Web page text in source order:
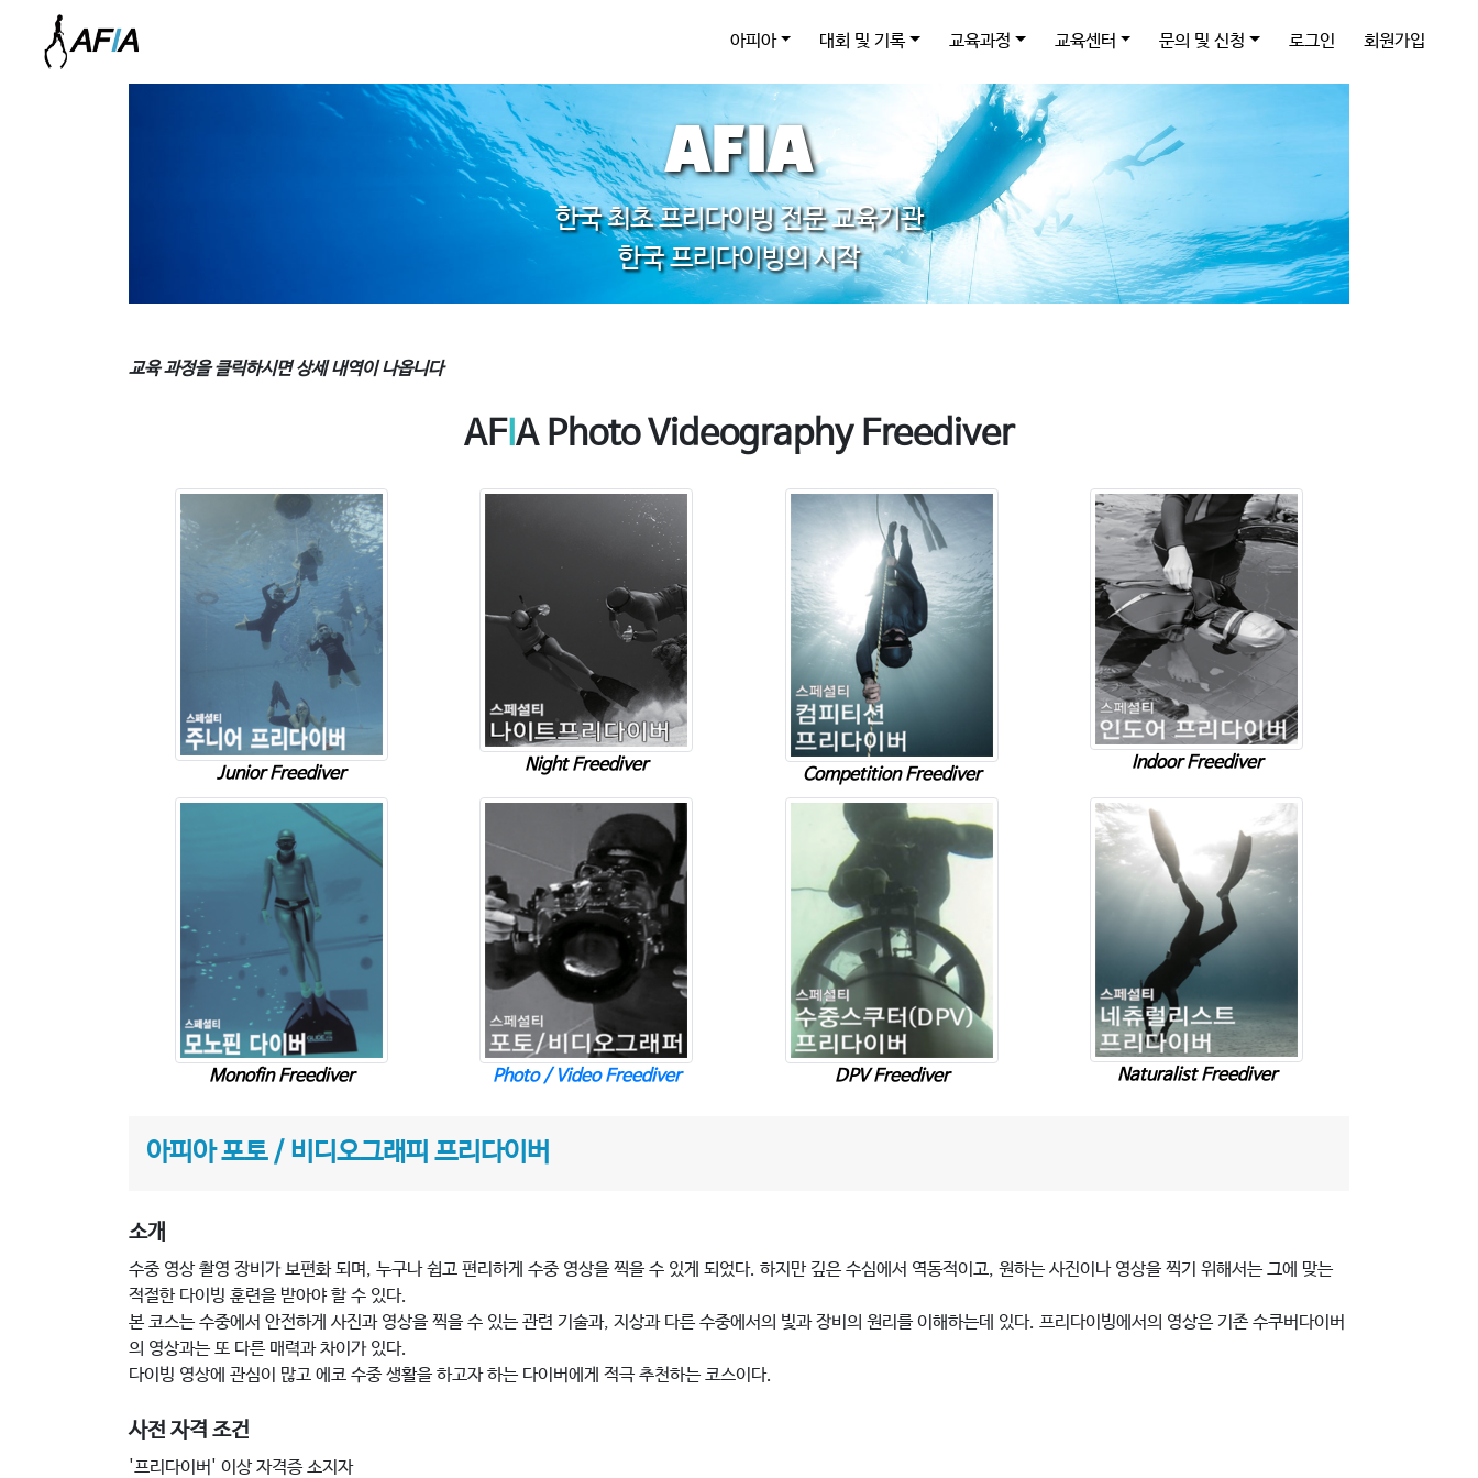
아피아 대회 및 기록 교육과정 교육센터 문의 및 신청 로그인 회원가입
AFIA
한국 최초 프리다이빙 전문 교육기관
한국 프리다이빙의 시작
교육 과정을 클릭하시면 상세 내역이 나옵니다
AFIA Photo Videography Freediver
Junior Freediver Night Freediver
Competition Freediver
Indoor Freediver
Monofin Freediver Photo / Video Freediver DPV Freediver Naturalist Freediver
아피아 포토 / 비디오그래피 프리다이버
소개
수중 영상 촬영 장비가 보편화 되며, 누구나 쉽고 편리하게 수중 영상을 찍을 수 있게 되었다. 하지만 깊은 수심에서 역동적이고, 원하는 사진이나 영상을 찍기 위해서는 그에 맞는
적절한 다이빙 훈련을 받아야 할 수 있다.
본 코스는 수중에서 안전하게 사진과 영상을 찍을 수 있는 관련 기술과, 지상과 다른 수중에서의 빛과 장비의 원리를 이해하는데 있다. 프리다이빙에서의 영상은 기존 수쿠버다이버
의 영상과는 또 다른 매력과 차이가 있다.
다이빙 영상에 관심이 많고 에코 수중 생활을 하고자 하는 다이버에게 적극 추천하는 코스이다.
사전 자격 조건
'프리다이버' 이상 자격증 소지자